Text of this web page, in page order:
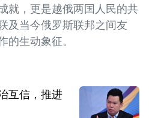
就，更是越俄两国人民的共
及当今俄罗斯联邦之间友
的生动象征。
互信，推进